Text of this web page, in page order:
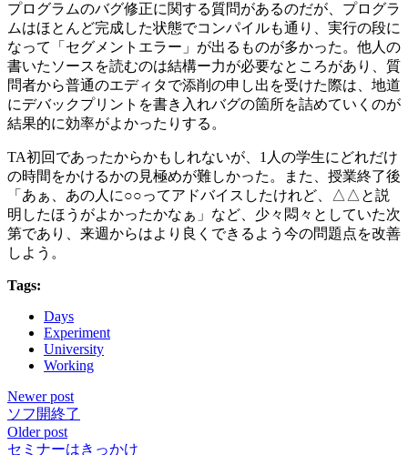
プログラムのバグ修正に関する質問があるのだが、プログラ
ムはほとんど完成した状態でコンパイルも通り、実行の段に
なって「セグメントエラー」が出るものが多かった。他人の
書いたソースを読むのは結構ー力が必要なところがあり、質
問者から普通のエディタで添削の申し出を受けた際は、地道
にデバックプリントを書き入れバグの箇所を詰めていくのが
結果的に効率がよかったりする。
TA初回であったからかもしれないが、1人の学生にどれだけ
の時間をかけるかの見極めが難しかった。また、授業終了後
「あぁ、あの人に○○ってアドバイスしたけれど、△△と説
明したほうがよかったかなぁ」など、少々悶々としていた次
第であり、来週からはより良くできるよう今の問題点を改善
しよう。
Tags:
Days
Experiment
University
Working
Newer post
ソフ開終了
Older post
セミナーはきっかけ